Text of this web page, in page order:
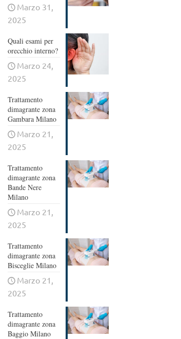
Marzo 31,
2025
Quali esami per
orecchio interno?
Marzo 24,
2025
Trattamento
dimagrante zona
Gambara Milano
Marzo 21,
2025
Trattamento
dimagrante zona
Bande Nere
Milano
Marzo 21,
2025
Trattamento
dimagrante zona
Bisceglie Milano
Marzo 21,
2025
Trattamento
dimagrante zona
Baggio Milano